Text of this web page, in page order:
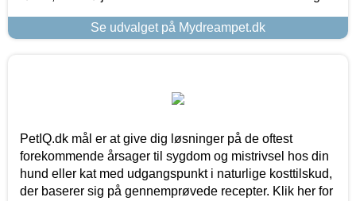
Se udvalget på Mydreampet.dk
PetIQ.dk mål er at give dig løsninger på de oftest
forekommende årsager til sygdom og mistrivsel hos din
hund eller kat med udgangspunkt i naturlige kosttilskud,
der baserer sig på gennemprøvede recepter. Klik her for